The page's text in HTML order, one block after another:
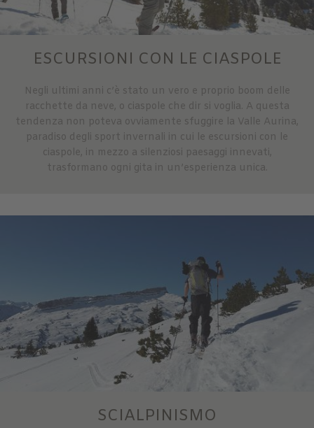
ESCURSIONI CON LE CIASPOLE
Negli ultimi anni c’è stato un vero e proprio boom delle
racchette da neve, o ciaspole che dir si voglia. A questa
tendenza non poteva ovviamente sfuggire la Valle Aurina,
paradiso degli sport invernali in cui le escursioni con le
ciaspole, in mezzo a silenziosi paesaggi innevati,
trasformano ogni gita in un’esperienza unica.
SCIALPINISMO